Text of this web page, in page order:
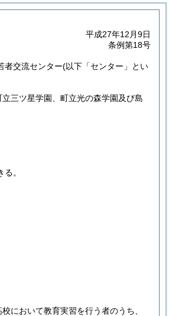
平成27年12月9日
条例第18号
者交流センター(以下「センター」とい
三ツ星学園、町立光の森学園及び島
。
において教育実習を行う者のうち、